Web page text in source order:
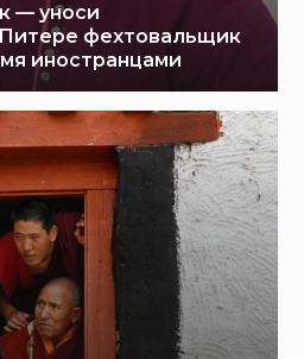
— уноси
Питере фехтовальщик
иностранцами